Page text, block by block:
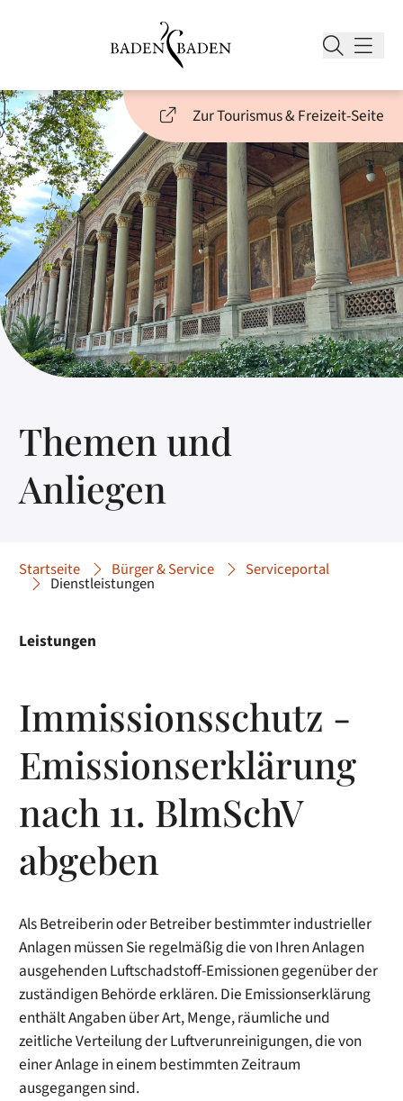
Zur Tourismus & Freizeit-Seite
Themen und
Anliegen
Startseite Bürger & Service Serviceportal
Dienstleistungen
Leistungen
Immissionsschutz -
Emissionserklärung
nach 11. BlmSchV
abgeben
Als Betreiberin oder Betreiber bestimmter industrieller
Anlagen müssen Sie regelmäßig die von Ihren Anlagen
ausgehenden Luftschadstoff-Emissionen gegenüber der
zuständigen Behörde erklären. Die Emissionserklärung
enthält Angaben über Art, Menge, räumliche und
zeitliche Verteilung der Luftverunreinigungen, die von
einer Anlage in einem bestimmten Zeitraum
ausgegangen sind.